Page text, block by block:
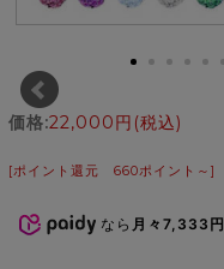
価格:22,000円 (税込)
[ポイント還元 660ポイント～]
なら 月々7,333円